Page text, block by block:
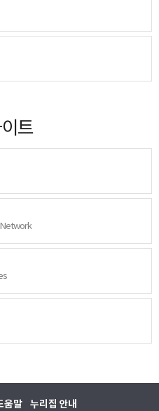
트
움말 누리집 안내